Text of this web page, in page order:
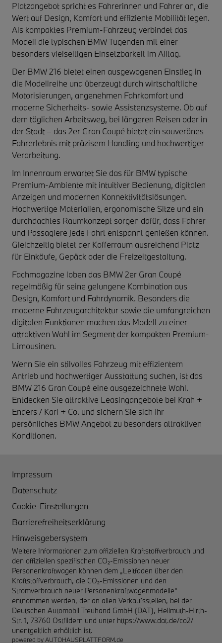
Platzangebot spricht es Fahrerinnen und Fahrer an, die
Wert auf Design, Komfort und effiziente Mobilität legen.
Als kompaktes Premium-Fahrzeug verbindet das
Modell die typischen BMW Tugenden mit einer
besonders vielseitigen Einsetzbarkeit im Alltag.
Der BMW 216 bietet einen ausgewogenen Einstieg in
die Modellreihe und überzeugt durch wirtschaftliche
Motorisierungen, angenehmen Fahrkomfort und
moderne Sicherheits- sowie Assistenzsysteme. Ob auf
dem täglichen Arbeitsweg, bei längeren Reisen oder in
der Stadt – das 2er Gran Coupé bietet ein souveränes
Fahrerlebnis mit präzisem Handling und hochwertiger
Verarbeitung.
Im Innenraum erwartet Sie das für BMW typische
Premium-Ambiente mit intuitiver Bedienung, digitalen
Anzeigen und modernen Konnektivitätslösungen.
Hochwertige Materialien, ergonomische Sitze und ein
durchdachtes Raumkonzept sorgen dafür, dass Fahrer
und Passagiere jede Fahrt entspannt genießen können.
Gleichzeitig bietet der Kofferraum ausreichend Platz
für Einkäufe, Gepäck oder die Freizeitgestaltung.
Fachmagazine loben das BMW 2er Gran Coupé
regelmäßig für seine gelungene Kombination aus
Design, Komfort und Fahrdynamik. Besonders die
moderne Fahrzeugarchitektur sowie die umfangreichen
digitalen Funktionen machen das Modell zu einer
attraktiven Wahl im Segment der kompakten Premium-
Limousinen.
Wenn Sie ein stilvolles Fahrzeug mit effizientem
Antrieb und hochwertiger Ausstattung suchen, ist das
BMW 216 Gran Coupé eine ausgezeichnete Wahl.
Entdecken Sie attraktive Leasingangebote bei Krah +
Enders / Karl + Co. und sichern Sie sich Ihr
persönliches BMW Angebot zu besonders attraktiven
Konditionen.
Impressum
Datenschutz
Cookie-Einstellungen
Barrierefreiheitserklärung
Hinweisgebersystem
Weitere Informationen zum offiziellen Kraftstoffverbrauch und
den offiziellen spezifischen CO₂-Emissionen neuer
Personenkraftwagen können dem „Leitfaden über den
Kraftstoffverbrauch, die CO₂-Emissionen und den
Stromverbrauch neuer Personenkraftwagenmodelle“
entnommen werden, der an allen Verkaufsstellen, bei der
Deutschen Automobil Treuhand GmbH (DAT), Hellmuth-Hirth-
Str. 1, 73760 Ostfildern und unter https://www.dat.de/co2/
unentgeltlich erhältlich ist.
powered byAUTOHAUSPLATTFORM.de